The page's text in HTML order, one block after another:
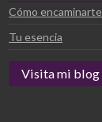
Cómo
Tu esencia
Visita mi blog